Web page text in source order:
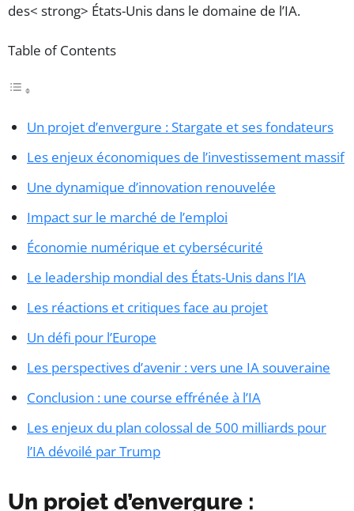
des< strong> États-Unis dans le domaine de l’IA.
Table of Contents
Un projet d’envergure : Stargate et ses fondateurs
Les enjeux économiques de l’investissement massif
Une dynamique d’innovation renouvelée
Impact sur le marché de l’emploi
Économie numérique et cybersécurité
Le leadership mondial des États-Unis dans l’IA
Les réactions et critiques face au projet
Un défi pour l’Europe
Les perspectives d’avenir : vers une IA souveraine
Conclusion : une course effrénée à l’IA
Les enjeux du plan colossal de 500 milliards pour
l’IA dévoilé par Trump
Un projet d’envergure :